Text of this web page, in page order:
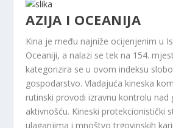
AZIJA I OCEANIJA
Kina je među najniže ocijenjenim u
Oceaniji, a nalazi se tek na 154.
kategorizira se u ovom indeksu
gospodarstvo. Vladajuća kineska
rutinski provodi izravnu kontrolu nad
aktivnošću. Kineski protekcionistički
ulaganjima i mnoštvo trgovinskih